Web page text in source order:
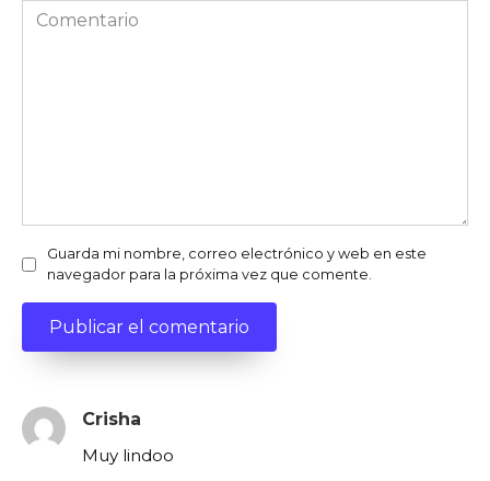
Comentario
Guarda mi nombre, correo electrónico y web en este
navegador para la próxima vez que comente.
Crisha
Muy lindoo